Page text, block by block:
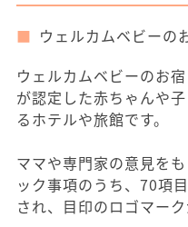
ウェルカムベビーの
ウェルカムベビーのお
が認定した赤ちゃんや
るホテルや旅館です。
ママや専門家の意見を
ック事項のうち、70項
され、目印のロゴマーク